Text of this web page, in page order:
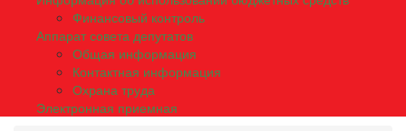
Финансовый контроль
Аппарат совета депутатов
Общая информация
Контактная информация
Охрана труда
Электронная приемная